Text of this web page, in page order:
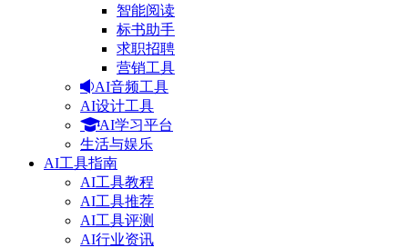
智能阅读
标书助手
求职招聘
营销工具
AI音频工具
AI设计工具
AI学习平台
生活与娱乐
AI工具指南
AI工具教程
AI工具推荐
AI工具评测
AI行业资讯